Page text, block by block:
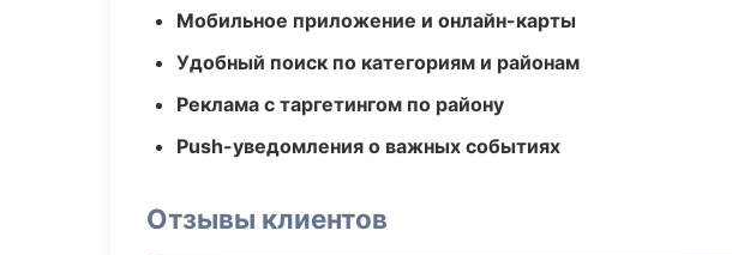
Мобильное приложение и онлайн-карты
Удобный поиск по категориям и районам
Реклама с таргетингом по району
Push-уведомления о важных событиях
Отзывы клиентов